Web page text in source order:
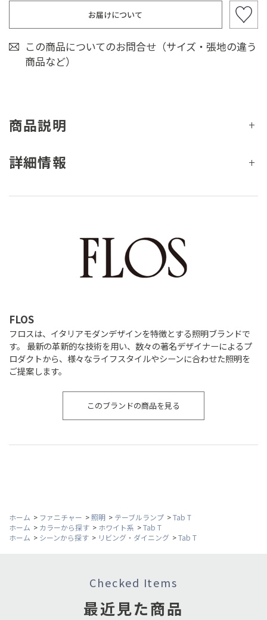
お届けについて
この商品についてのお問合せ（サイズ・張地の違う
商品など）
商品説明
詳細情報
FLOS
フロスは、イタリアモダンデザインを特徴とする照明ブランドで
す。 最新の革新的な技術を用い、数々の著名デザイナーによるプ
ロダクトから、様々なライフスタイルやシーンに合わせた照明を
ご提案します。
このブランドの商品を見る
ホーム > ファニチャー > 照明 > テーブルランプ >Tab T
ホーム > カラーから探す > ホワイト系 >Tab T
ホーム > シーンから探す > リビング・ダイニング >Tab T
Checked Items
最近見た商品